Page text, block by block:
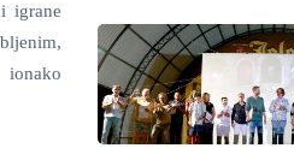
igrane
ionako